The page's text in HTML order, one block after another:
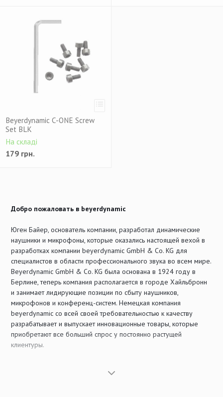
Beyerdynamic C-ONE Screw
Set BLK
На складі
179 грн.
Добро пожаловать в beyerdynamic
Юген Байер, основатель компании, разработал динамические
наушники и микрофоны, которые оказались настоящей вехой в
разработках компании beyerdynamic GmbH & Co. KG для
специалистов в области профессионального звука во всем мире.
Beyerdynamic GmbH & Co. KG была основана в 1924 году в
Берлине, теперь компания располагается в городе Хайльбронн
и занимает лидирующие позиции по сбыту наушников,
микрофонов и конференц-систем. Немецкая компания
beyerdynamic со всей своей требовательностью к качеству
разрабатывает и выпускает инновационные товары, которые
приобретают все больший спрос у постоянно растущей
клиентуры.
системы пользуются отличной репутацией по всему миру